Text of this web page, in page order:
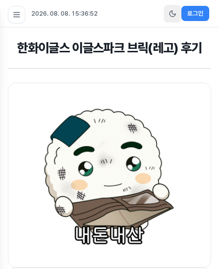
2026. 08. 08. 15:36:53 로그인
한화이글스 이글스파크 브릭(레고) 후기